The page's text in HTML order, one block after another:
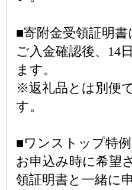
■寄附金受領証明書
ご入金確認後、14
ます。
※返礼品とは別便
す。
■ワンストップ特
お申込み時に希望
領証明書と一緒に